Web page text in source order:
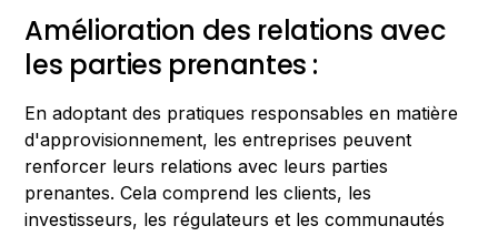
Amélioration des relations avec
les parties prenantes :
En adoptant des pratiques responsables en matière
d'approvisionnement, les entreprises peuvent
renforcer leurs relations avec leurs parties
prenantes. Cela comprend les clients, les
investisseurs, les régulateurs et les communautés